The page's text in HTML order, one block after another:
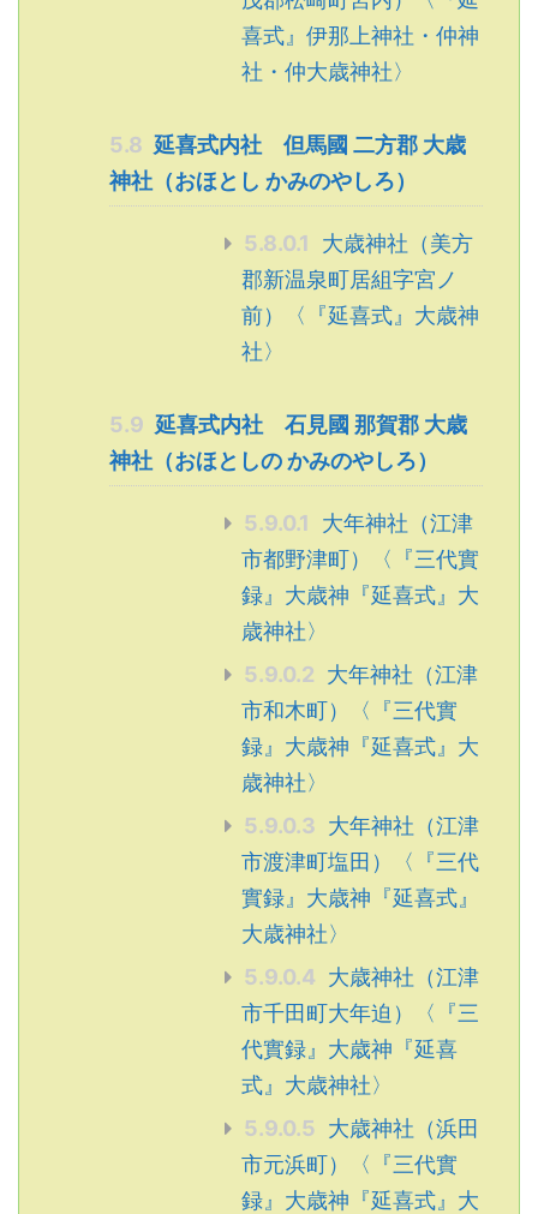
喜式』伊那上神社・仲神
社・仲大歳神社〉
5.8 延喜式内社 但馬國 二方郡 大歳
神社（おほとし かみのやしろ）
5.8.0.1
大歳神社（美方
郡新温泉町居組字宮ノ
前）〈『延喜式』大歳神
社〉
5.9 延喜式内社 石見國 那賀郡 大歳
神社（おほとしの かみのやしろ）
5.9.0.1
大年神社（江津
市都野津町）〈『三代實
録』大歳神『延喜式』大
歳神社〉
5.9.0.2 大年神社（江津
市和木町）〈『三代實
録』大歳神『延喜式』大
歳神社〉
5.9.0.3 大年神社（江津
市渡津町塩田）〈『三代
實録』大歳神『延喜式』
大歳神社〉
5.9.0.4 大歳神社（江津
市千田町大年迫）〈『三
代實録』大歳神『延喜
式』大歳神社〉
5.9.0.5
大歳神社（浜田
市元浜町）〈『三代實
録』大歳神『延喜式』大